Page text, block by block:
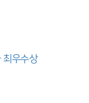
최우수상